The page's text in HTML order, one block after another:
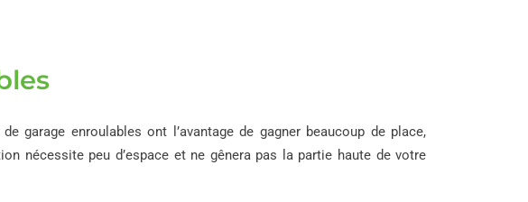
garage enroulables ont l’avantage de gagner beaucoup de place,
nécessite peu d’espace et ne gênera pas la partie haute de votre